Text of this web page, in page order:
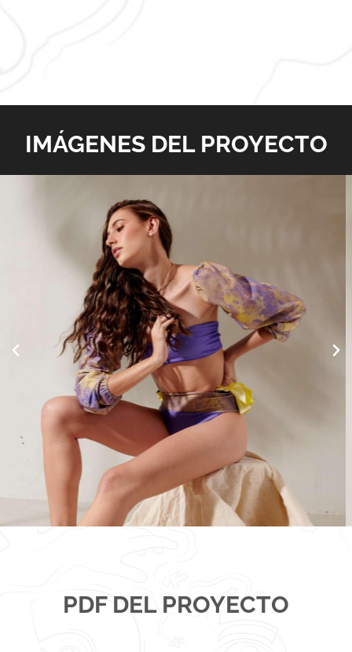
IMÁGENES DEL PROYECTO
PDF DEL PROYECTO